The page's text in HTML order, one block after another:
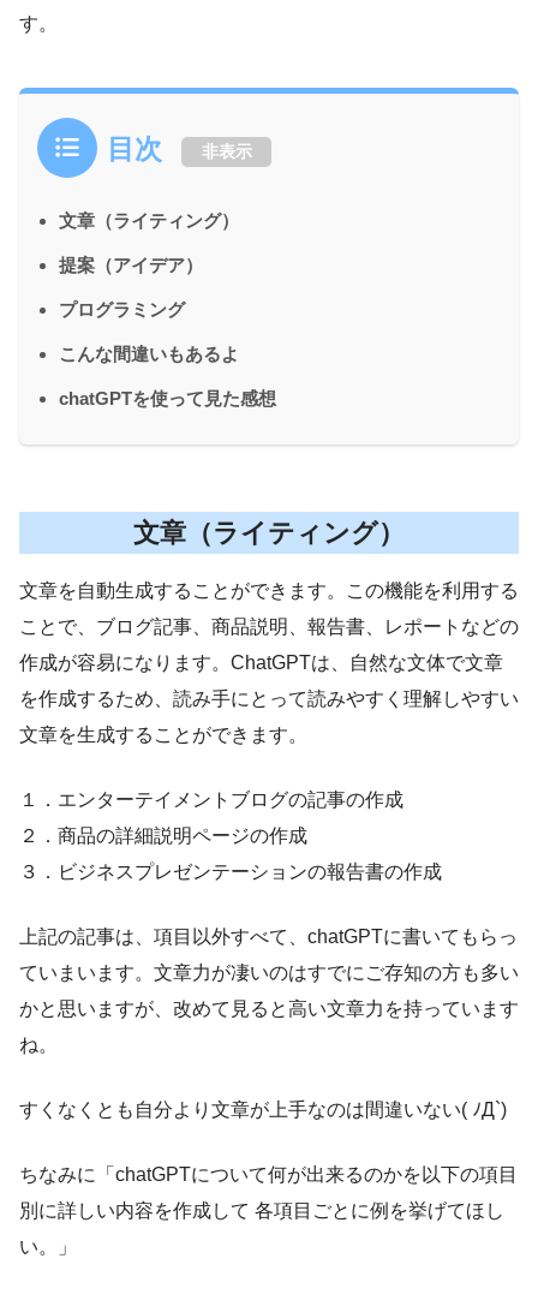
す。
目次 非表示
文章（ライティング）
提案（アイデア）
プログラミング
こんな間違いもあるよ
chatGPTを使って見た感想
文章（ライティング）
文章を自動生成することができます。この機能を利用する
ことで、ブログ記事、商品説明、報告書、レポートなどの
作成が容易になります。ChatGPTは、自然な文体で文章
を作成するため、読み手にとって読みやすく理解しやすい
文章を生成することができます。
１．エンターテイメントブログの記事の作成
２．商品の詳細説明ページの作成
３．ビジネスプレゼンテーションの報告書の作成
上記の記事は、項目以外すべて、chatGPTに書いてもらっ
ていまいます。文章力が凄いのはすでにご存知の方も多い
かと思いますが、改めて見ると高い文章力を持っています
ね。
すくなくとも自分より文章が上手なのは間違いない( ﾉД`)
ちなみに「chatGPTについて何が出来るのかを以下の項目
別に詳しい内容を作成して 各項目ごとに例を挙げてほし
い。」